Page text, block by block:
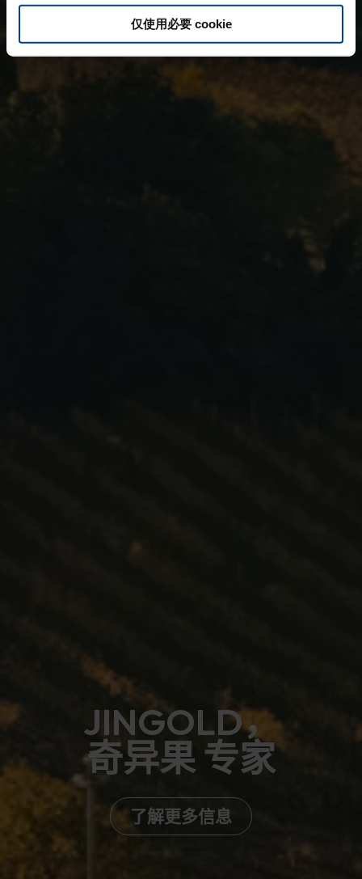
仅使用必要 cookie
JINGOLD，
奇异果 专家
了解更多信息